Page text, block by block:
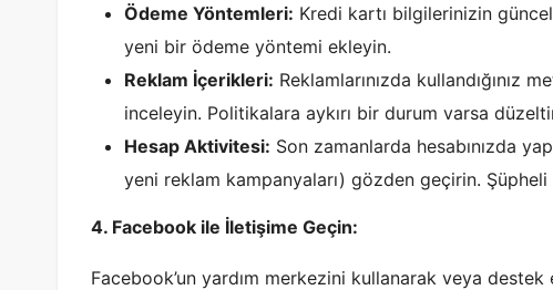
Ödeme Yöntemleri: Kredi kartı bilgilerinizin
yeni bir ödeme yöntemi ekleyin.
Reklam İçerikleri: Reklamlarınızda kullandığınız
inceleyin. Politikalara aykırı bir durum varsa
Hesap Aktivitesi: Son zamanlarda hesabınızda
yeni reklam kampanyaları) gözden geçirin. Şüpheli
4. Facebook ile İletişime Geçin:
Facebook’un yardım merkezini kullanarak veya